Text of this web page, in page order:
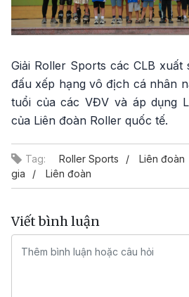
Giải Roller Sports các CLB
đấu xếp hạng vô địch cá nhân
tuổi của các VĐV và áp dụng
của Liên đoàn Roller quốc tế.
Tag: Roller Sports Liên đoàn
gia
Liên đoàn
Viết bình luận